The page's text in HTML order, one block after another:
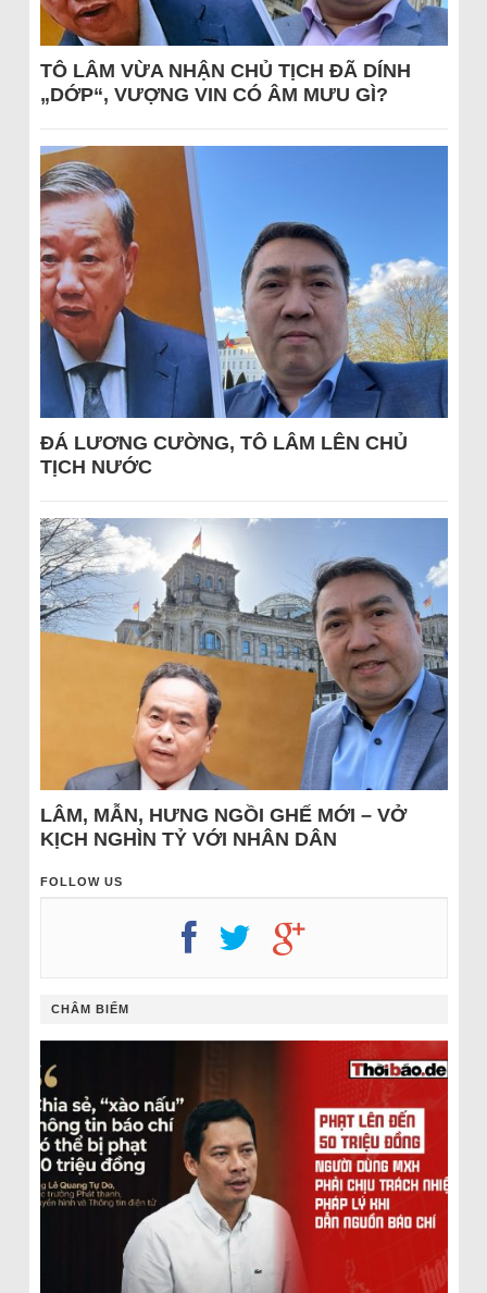
TÔ LÂM VỪA NHẬN CHỦ TỊCH ĐÃ DÍNH
„DỚP“, VƯỢNG VIN CÓ ÂM MƯU GÌ?
ĐÁ LƯƠNG CƯỜNG, TÔ LÂM LÊN CHỦ
TỊCH NƯỚC
LÂM, MẪN, HƯNG NGỒI GHẾ MỚI – VỞ
KỊCH NGHÌN TỶ VỚI NHÂN DÂN
FOLLOW US
CHÂM BIẾM